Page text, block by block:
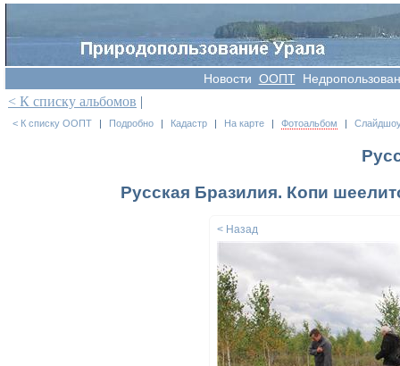
Новости OOПT
< К списку альбомов |
< К списку ООПТ | Подробно | Кадастр | На карте | Фотоальбом |
Русская Бразилия. Копи
< Назад